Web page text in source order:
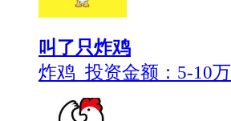
叫了只炸鸡
炸鸡 投资金额： 5-10万